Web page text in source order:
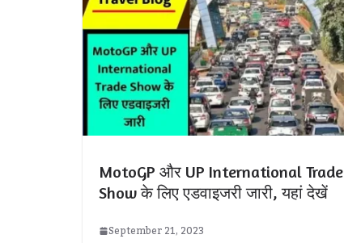
MotoGP और UP International Trade
Show के लिए एडवाइजरी जारी, यहां देखें
September 21, 2023